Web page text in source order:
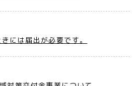
には届出が必要です。